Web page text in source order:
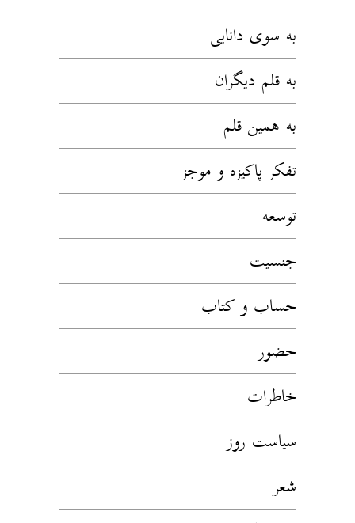
به سوی دانایی
به قلم دیگران
به همین قلم
تفکر پاکیزه و موجز
توسعه
جنسیت
حساب و کتاب
حضور
خاطرات
سیاست روز
شعر